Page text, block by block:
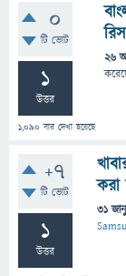
0
টি ভোট
1
উত্তর
1,090 বার দেখা হয়েছে
26
+7
টি ভোট
1
উত্তর
করা
31